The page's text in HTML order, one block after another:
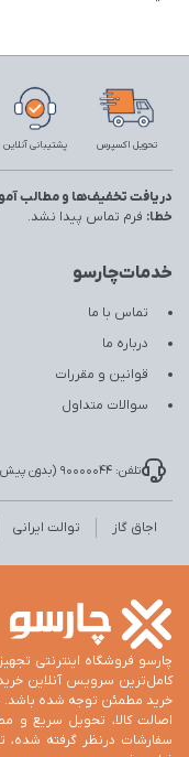
تحویل اکسپرس پشتیبانی آنلاین
خدمات‌چارسو
تماس با ما
درباره ما
قوانین و مقررات
سوالات متداول
دریافت تخفیف‌ها و مطالب
خطا: فرم تماس پیدا نشد.
تلفن: 90000044 (بدون پیش شماره و رایگان)
اجاق گاز توالت ایرانی
چارسو فروشگاه اینترنتی
کامل‌ترین سرویس آنلاین
اصالت کالا، تحویل سریع و
سفارشات درنظر گرفته شده،